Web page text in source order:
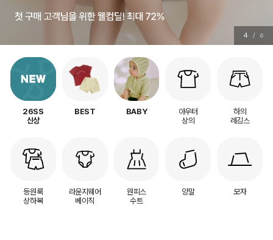
4 / 6
26SS
신상
BEST BABY
아우터
상의
하의
레깅스
등원룩
상하복
라운지웨어
베이직
원피스
수트
양말 모자